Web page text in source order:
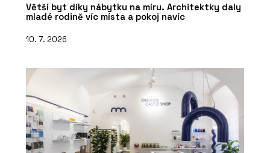
Větší byt díky nábytku na míru. Architektky daly
mladé rodině víc místa a pokoj navíc
10. 7. 2026